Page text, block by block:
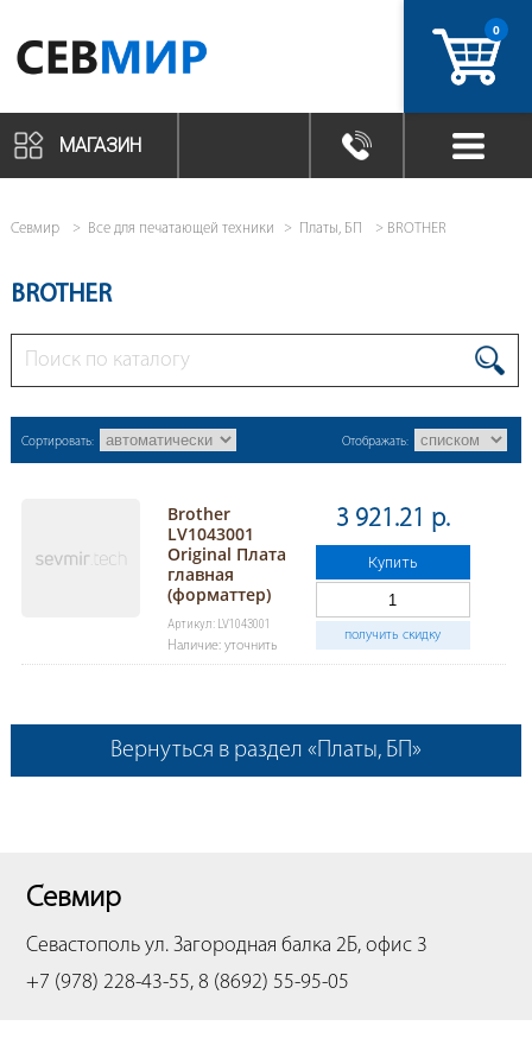
0
МАГАЗИН
Севмир Все для печатающей техники Платы, БП BROTHER
BROTHER
Сортировать: Отображать:
Brother
LV1043001
Original Плата
главная
(форматтер)
Артикул: LV1043001
Наличие: уточнить
3 921.21 р.
Купить
получить скидку
Вернуться в раздел «Платы, БП»
Севмир
Севастополь ул. Загородная балка 2Б, офис 3
+7 (978) 228-43-55, 8 (8692) 55-95-05